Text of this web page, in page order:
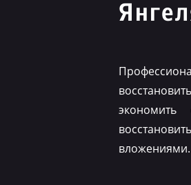
вложениями.